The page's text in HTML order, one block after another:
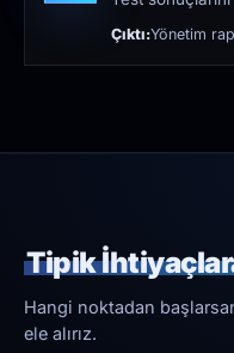
Çıktı:Yönetim
Tipik
Hangi noktadan
ele alırız.